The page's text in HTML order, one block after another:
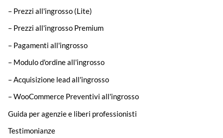
– Prezzi all'ingrosso (Lite)
– Prezzi all'ingrosso Premium
– Pagamenti all'ingrosso
– Modulo d'ordine all'ingrosso
– Acquisizione lead all'ingrosso
– WooCommerce Preventivi all'ingrosso
Guida per agenzie e liberi professionisti
Testimonianze